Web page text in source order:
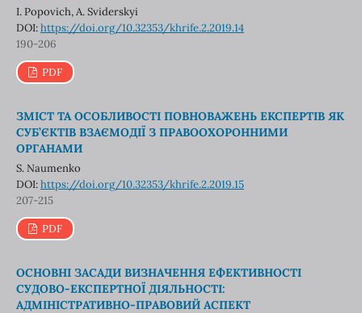
I. Popovich, A. Sviderskyi
DOI:https://doi.org/10.32353/khrife.2.2019.14
190-206
PDF
ЗМІСТ ТА ОСОБЛИВОСТІ ПОВНОВАЖЕНЬ ЕКСПЕРТІВ ЯК
СУБ’ЄКТІВ ВЗАЄМОДІЇ З ПРАВООХОРОННИМИ
ОРГАНАМИ
S. Naumenko
DOI:https://doi.org/10.32353/khrife.2.2019.15
207-215
PDF
ОСНОВНІ ЗАСАДИ ВИЗНАЧЕННЯ ЕФЕКТИВНОСТІ
СУДОВО-ЕКСПЕРТНОЇ ДІЯЛЬНОСТІ:
АДМІНІСТРАТИВНО-ПРАВОВИЙ АСПЕКТ